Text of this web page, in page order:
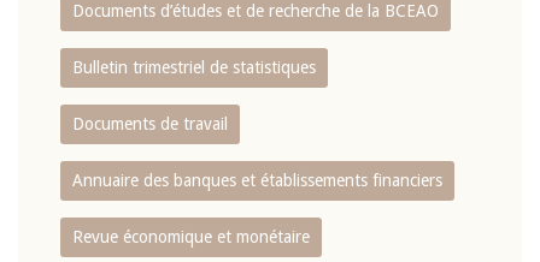
Documents d’études et de recherche de la BCEAO
Bulletin trimestriel de statistiques
Documents de travail
Annuaire des banques et établissements financiers
Revue économique et monétaire